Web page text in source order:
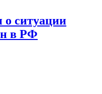
ситуации
в РФ